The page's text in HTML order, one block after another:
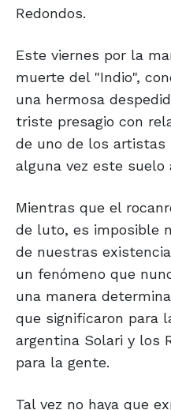
Redondos.
Este viernes por la
muerte del "Indio",
una hermosa
triste presagio con
de uno de los artistas
alguna vez este suelo
Mientras que el
de luto, es imposible
de nuestras
un fenómeno que
una manera
que significaron para
argentina Solari y los
para la gente.
Tal vez no haya que